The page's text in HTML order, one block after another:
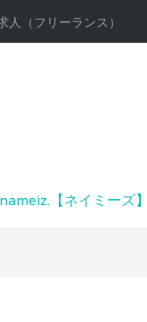
人（フリーランス）
【ネイミーズ】